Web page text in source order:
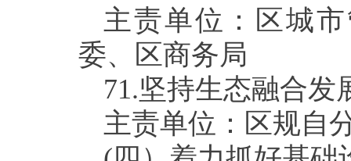
主责单位：区城
委、区商务局
71.坚持生态融合发
主责单位：区规自